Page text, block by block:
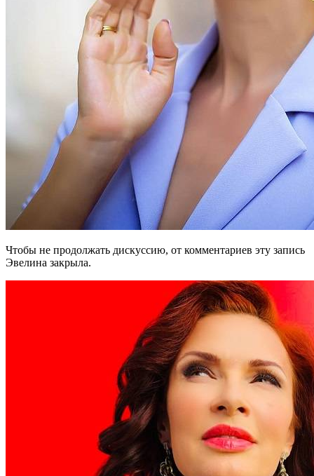
Чтобы не продолжать дискуссию, от комментариев эту запись
Эвелина закрыла.